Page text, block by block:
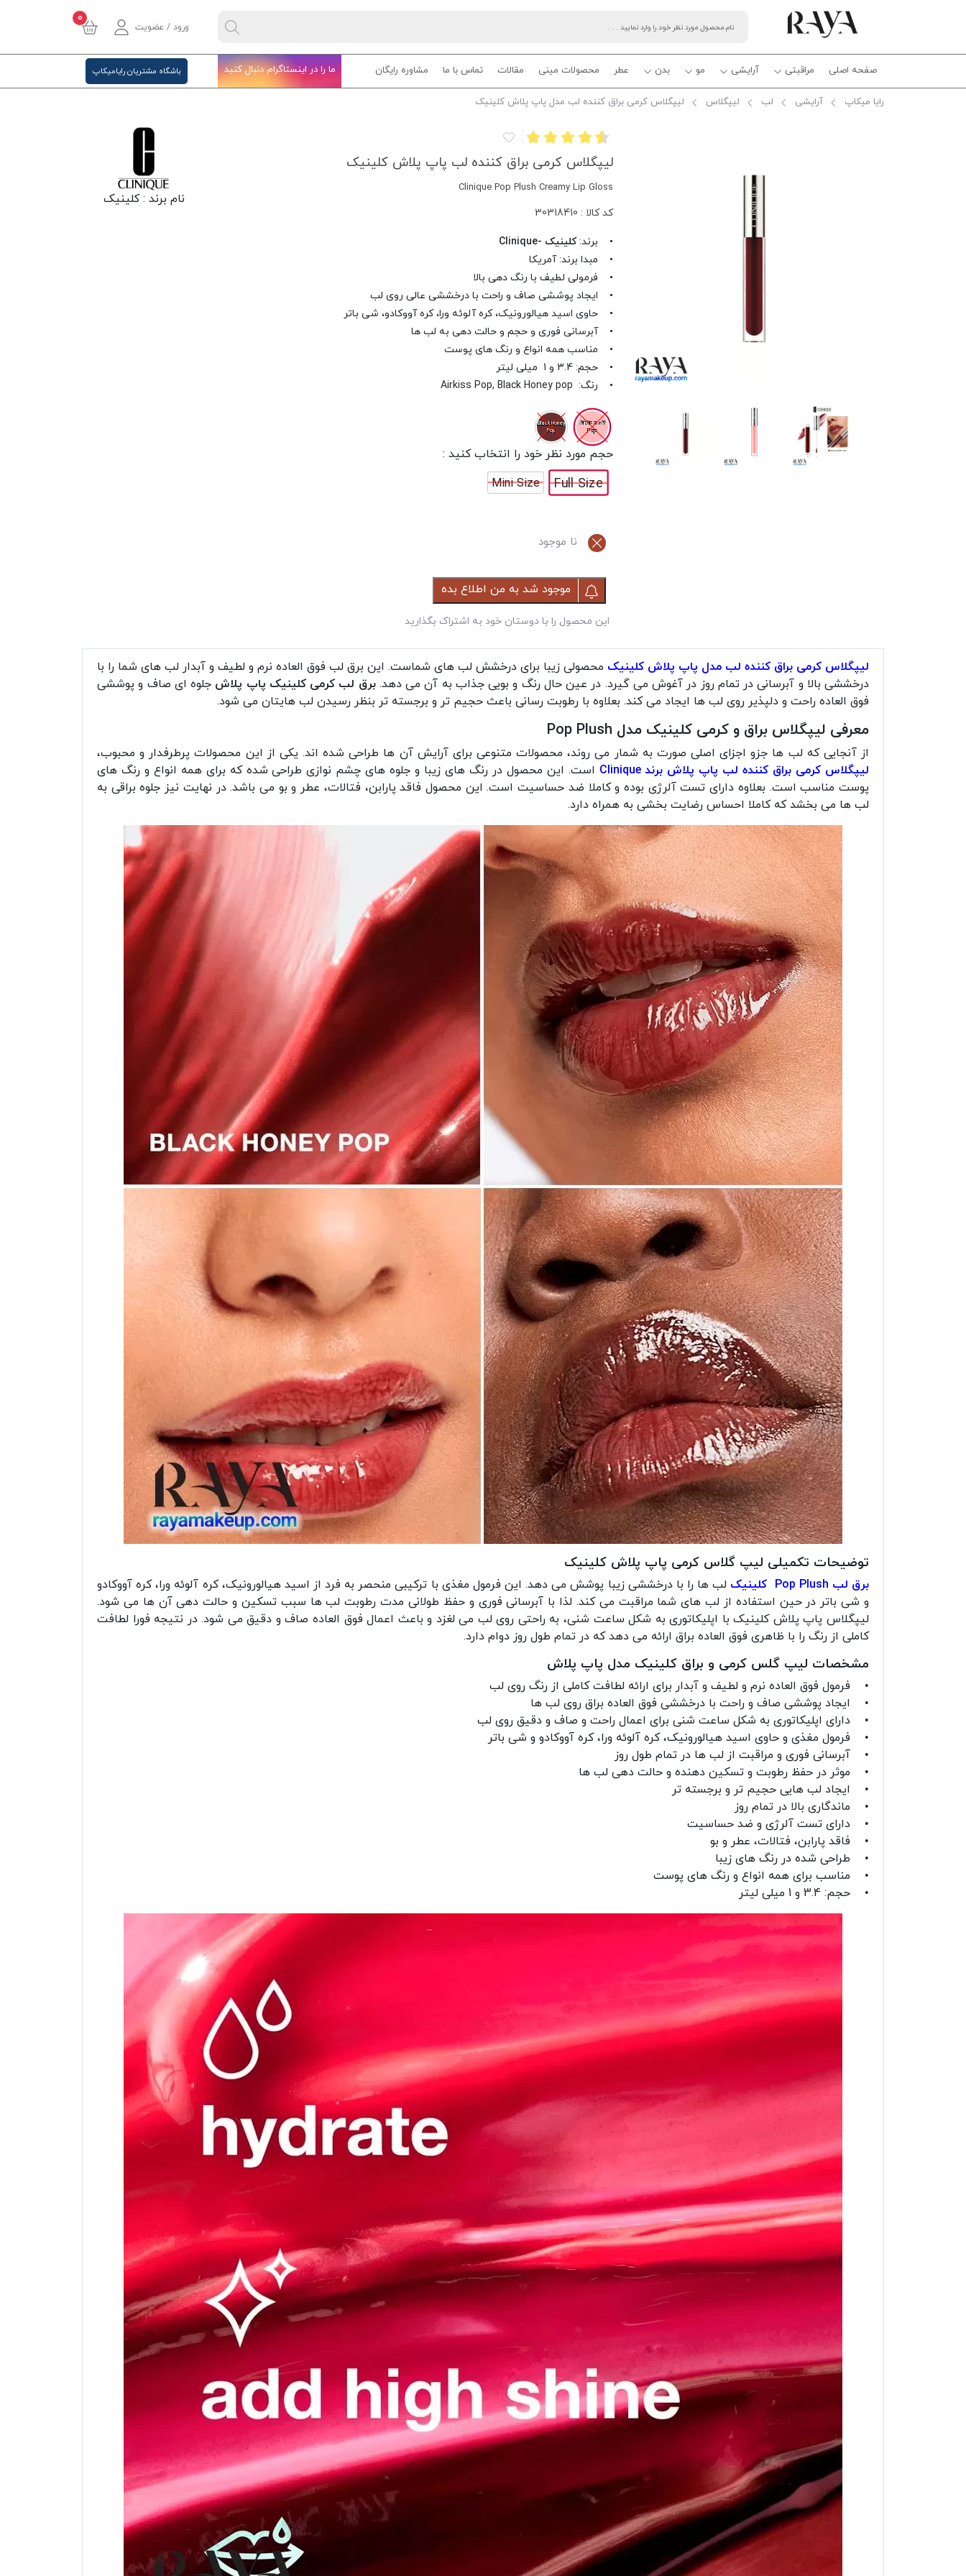
ورود / عضویت
0
صفحه اصلی مراقبتی آرایشی مو بدن عطر محصولات مینی مقالات تماس با ما مشاوره رایگان ما را در اینستاگرام دنبال کنید باشگاه مشتریان رایامیکاپ
رایا میکاپ آرایشی لب لیپگلاس لیپگلاس کرمی براق کننده لب مدل پاپ پلاش کلینیک
لیپگلاس کرمی براق کننده لب پاپ پلاش کلینیک
Clinique Pop Plush Creamy Lip Gloss
کد کالا : 30318410
• برند:کلینیک -Clinique
• مبدا برند: آمریکا
• فرمولی لطیف با رنگ دهی بالا
• ایجاد پوششی صاف و راحت با درخششی عالی روی لب
• حاوی اسید هیالورونیک، کره آلوئه ورا، کره آووکادو، شی باتر
• آبرسانی فوری و حجم و حالت دهی به لب ها
• مناسب همه انواع و رنگ های پوست
• حجم: 3.4 و 1 میلی لیتر
• رنگ: Airkiss Pop, Black Honey pop
07 Airkiss
Pop
Black Honey
Pop
حجم مورد نظر خود را انتخاب کنید :
Full Size
Mini Size
نا موجود
موجود شد به من اطلاع بده
این محصول را با دوستان خود به اشتراک بگذارید
نام برند :کلینیک
لیپگلاس کرمی براق کننده لب مدل پاپ پلاش کلینیک محصولی زیبا برای درخشش لب های شماست. این برق لب فوق العاده نرم و لطیف و آبدار لب های شما را با
درخششی بالا و آبرسانی در تمام روز در آغوش می گیرد. در عین حال رنگ و بویی جذاب به آن می دهد.برق لب کرمی کلینیک پاپ پلاش جلوه ای صاف و پوششی
فوق العاده راحت و دلپذیر روی لب ها ایجاد می کند. بعلاوه با رطوبت رسانی باعث حجیم تر و برجسته تر بنظر رسیدن لب هایتان می شود.
معرفی لیپگلاس براق و کرمی کلینیک مدل Pop Plush
از آنجایی که لب ها جزو اجزای اصلی صورت به شمار می روند، محصولات متنوعی برای آرایش آن ها طراحی شده اند. یکی از این محصولات پرطرفدار و محبوب،
لیپگلاس کرمی براق کننده لب پاپ پلاش برند Clinique
است. این محصول در رنگ های زیبا و جلوه های چشم نوازی طراحی شده که برای همه انواع و رنگ های
پوست مناسب است. بعلاوه دارای تست آلرژی بوده و کاملا ضد حساسیت است. این محصول فاقد پارابن، فتالات، عطر و بو می باشد. در نهایت نیز جلوه براقی به
لب ها می بخشد که کاملا احساس رضایت بخشی به همراه دارد.
توضیحات تکمیلی لیپ گلاس کرمی پاپ پلاش کلینیک
برق لب Pop Plush کلینیک
لب ها را با درخششی زیبا پوشش می دهد. این فرمول مغذی با ترکیبی منحصر به فرد از اسید هیالورونیک، کره آلوئه ورا، کره آووکادو
و شی باتر در حین استفاده از لب های شما مراقبت می کند. لذا با آبرسانی فوری و حفظ طولانی مدت رطوبت لب ها سبب تسکین و حالت دهی آن ها می شود.
لیپگلاس پاپ پلاش کلینیک با اپلیکاتوری به شکل ساعت شنی، به راحتی روی لب می لغزد و باعث اعمال فوق العاده صاف و دقیق می شود. در نتیجه فورا لطافت
کاملی از رنگ را با ظاهری فوق العاده براق ارائه می دهد که در تمام طول روز دوام دارد.
مشخصات لیپ گلس کرمی و براق کلینیک مدل پاپ پلاش
• فرمول فوق العاده نرم و لطیف و آبدار برای ارائه لطافت کاملی از رنگ روی لب
• ایجاد پوششی صاف و راحت با درخششی فوق العاده براق روی لب ها
• دارای اپلیکاتوری به شکل ساعت شنی برای اعمال راحت و صاف و دقیق روی لب
• فرمول مغذی و حاوی اسید هیالورونیک، کره آلوئه ورا، کره آووکادو و شی باتر
• آبرسانی فوری و مراقبت از لب ها در تمام طول روز
• موثر در حفظ رطوبت و تسکین دهنده و حالت دهی لب ها
• ایجاد لب هایی حجیم تر و برجسته تر
• ماندگاری بالا در تمام روز
• دارای تست آلرژی و ضد حساسیت
• فاقد پارابن، فتالات، عطر و بو
• طراحی شده در رنگ های زیبا
• مناسب برای همه انواع و رنگ های پوست
• حجم: 3.4 و 1 میلی لیتر